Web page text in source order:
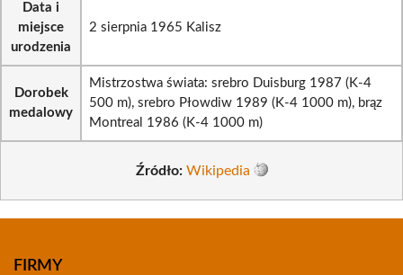
Data i
miejsce
urodzenia
2 sierpnia 1965 Kalisz
Dorobek
medalowy
Mistrzostwa świata: srebro Duisburg 1987 (K-4
500 m), srebro Płowdiw 1989 (K-4 1000 m), brąz
Montreal 1986 (K-4 1000 m)
Źródło: Wikipedia
FIRMY